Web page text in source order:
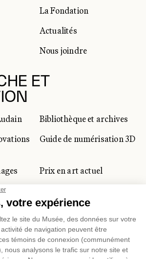
La Fondation
Actualités
Nous joindre
ET
Bibliothèque et archives
Guide de numérisation 3D
Prix en art actuel
CORPORATIVE